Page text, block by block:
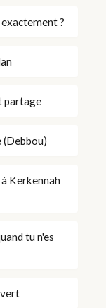
exactement ?
partage
(Debbou)
Kerkennah
tu n'es